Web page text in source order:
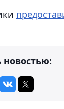
новостью: